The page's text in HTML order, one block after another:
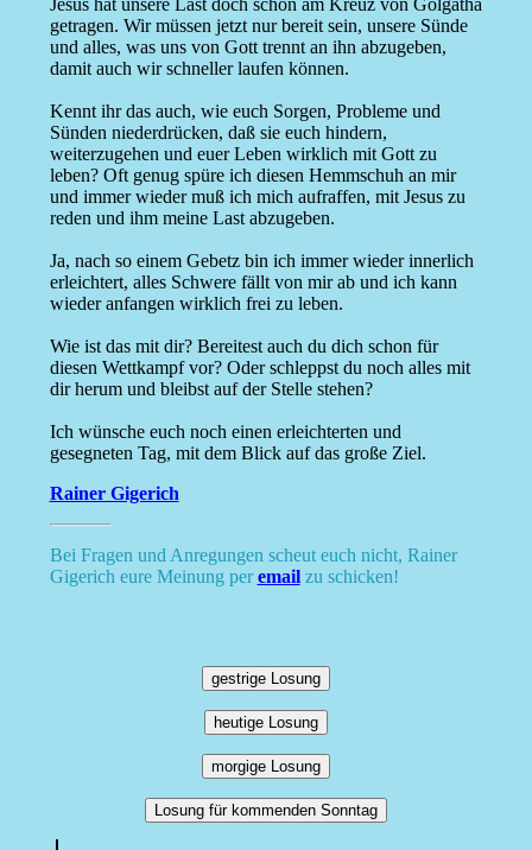
Jesus hat unsere Last doch schon am Kreuz von Golgatha
getragen. Wir müssen jetzt nur bereit sein, unsere Sünde
und alles, was uns von Gott trennt an ihn abzugeben,
damit auch wir schneller laufen können.
Kennt ihr das auch, wie euch Sorgen, Probleme und
Sünden niederdrücken, daß sie euch hindern,
weiterzugehen und euer Leben wirklich mit Gott zu
leben? Oft genug spüre ich diesen Hemmschuh an mir
und immer wieder muß ich mich aufraffen, mit Jesus zu
reden und ihm meine Last abzugeben.
Ja, nach so einem Gebetz bin ich immer wieder innerlich
erleichtert, alles Schwere fällt von mir ab und ich kann
wieder anfangen wirklich frei zu leben.
Wie ist das mit dir? Bereitest auch du dich schon für
diesen Wettkampf vor? Oder schleppst du noch alles mit
dir herum und bleibst auf der Stelle stehen?
Ich wünsche euch noch einen erleichterten und
gesegneten Tag, mit dem Blick auf das große Ziel.
Rainer Gigerich
Bei Fragen und Anregungen scheut euch nicht, Rainer
Gigerich eure Meinung peremailzu schicken!
gestrige Losung
heutige Losung
morgige Losung
Losung für kommenden Sonntag